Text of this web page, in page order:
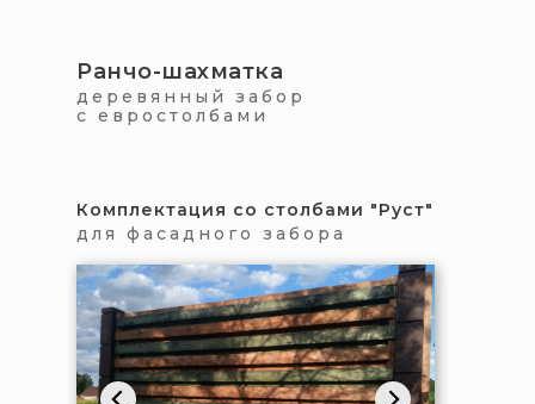
Комплектация со столбами "Руст"
Ранчо-шахматка
для фасадного забора
деревянный забор
с евростолбами